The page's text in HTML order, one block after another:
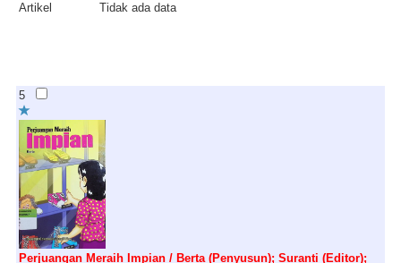
Artikel
Tidak ada data
5
Perjuangan Meraih Impian / Berta (Penyusun); Suranti (Editor);